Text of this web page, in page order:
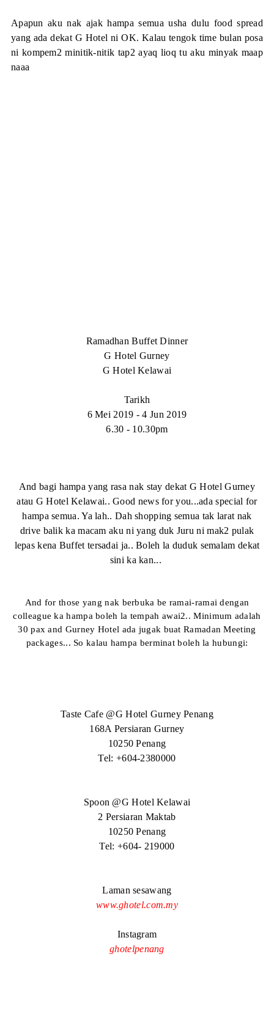
Apapun aku nak ajak hampa semua usha dulu food spread
yang ada dekat G Hotel ni OK. Kalau tengok time bulan posa
ni kompem2 minitik-nitik tap2 ayaq lioq tu aku minyak maap
naaa
Ramadhan Buffet Dinner
G Hotel Gurney
G Hotel Kelawai
Tarikh
6 Mei 2019 - 4 Jun 2019
6.30 - 10.30pm
And bagi hampa yang rasa nak stay dekat G Hotel Gurney
atau G Hotel Kelawai.. Good news for you...ada special for
hampa semua. Ya lah.. Dah shopping semua tak larat nak
drive balik ka macam aku ni yang duk Juru ni mak2 pulak
lepas kena Buffet tersadai ja.. Boleh la duduk semalam dekat
sini ka kan...
And for those yang nak berbuka be ramai-ramai dengan
colleague ka hampa boleh la tempah awai2.. Minimum adalah
30 pax and Gurney Hotel ada jugak buat Ramadan Meeting
packages... So kalau hampa berminat boleh la hubungi:
Taste Cafe @G Hotel Gurney Penang
168A Persiaran Gurney
10250 Penang
Tel: +604-2380000
Spoon @G Hotel Kelawai
2 Persiaran Maktab
10250 Penang
Tel: +604- 219000
Laman sesawang
www.ghotel.com.my
Instagram
ghotelpenang